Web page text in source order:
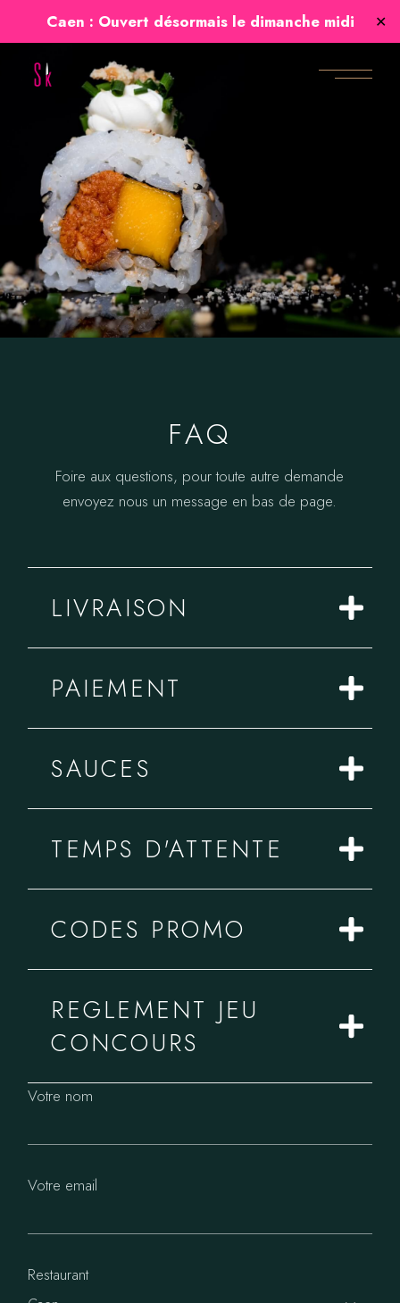
Caen : Ouvert désormais le dimanche midi ✕
FAQ
Foire aux questions, pour toute autre demande
envoyez nous un message en bas de page.
LIVRAISON
PAIEMENT
SAUCES
TEMPS D'ATTENTE
CODES PROMO
REGLEMENT JEU
CONCOURS
Votre nom
Votre email
Restaurant